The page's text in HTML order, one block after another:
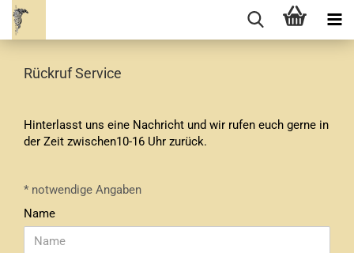
Rückruf Service
Hinterlasst uns eine Nachricht und wir rufen euch gerne in
der Zeit zwischen10-16 Uhr zurück.
CALLBACK
SERVICE
* notwendige Angaben
Name